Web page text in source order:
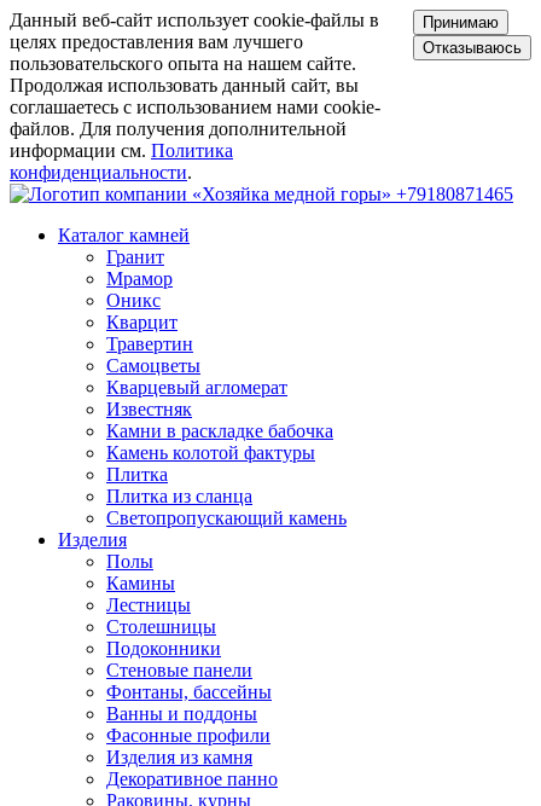
Данный веб-сайт использует cookie-файлы в
целях предоставления вам лучшего
пользовательского опыта на нашем сайте.
Продолжая использовать данный сайт, вы
соглашаетесь с использованием нами cookie-
файлов. Для получения дополнительной
информации см. Политика
конфиденциальности.
Принимаю
Отказываюсь
+79180871465
Каталог камней
Гранит
Мрамор
Оникс
Кварцит
Травертин
Самоцветы
Кварцевый агломерат
Известняк
Камни в раскладке бабочка
Камень колотой фактуры
Плитка
Плитка из сланца
Светопропускающий камень
Изделия
Полы
Камины
Лестницы
Столешницы
Подоконники
Стеновые панели
Фонтаны, бассейны
Ванны и поддоны
Фасонные профили
Изделия из камня
Декоративное панно
Раковины, курны